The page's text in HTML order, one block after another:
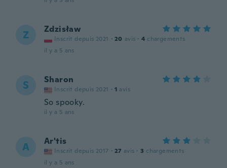
Z Zdzisław
Inscrit depuis 2021 · 20 avis · 4 chargements
il y a 5 ans
S Sharon
Inscrit depuis 2021 · 1 avis
So spooky.
il y a 5 ans
A Ar'tis
Inscrit depuis 2017 · 27 avis · 3 chargements
il y a 5 ans